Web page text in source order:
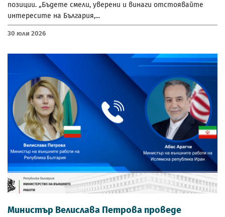
позиции. „Бъдете смели, уверени и винаги отстоявайте
интересите на България,...
30 Юли 2026
Министър Велислава Петрова проведе